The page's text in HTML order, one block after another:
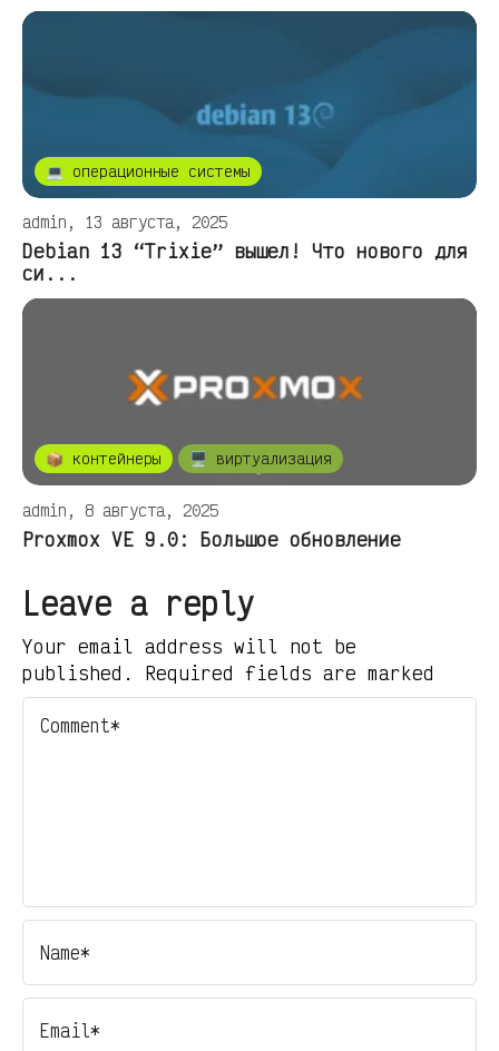
💻 операционные системы
admin, 13 августа, 2025
Debian 13 “Trixie” вышел! Что нового для
си...
📦 контейнеры 🖥️ виртуализация
admin, 8 августа, 2025
Proxmox VE 9.0: Большое обновление
Leave a reply
Your email address will not be
published. Required fields are marked